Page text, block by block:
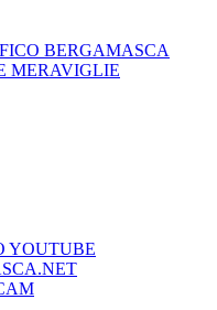
BERGAMASCA
MERAVIGLIE
YOUTUBE